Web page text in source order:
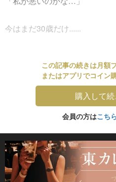
今はまだ30歳だけ......
この記事の続きは月額
またはアプリでコイン
購入して
会員の方はこち